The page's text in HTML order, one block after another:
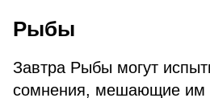
Рыбы
Завтра Рыбы могут
сомнения, мешающие им